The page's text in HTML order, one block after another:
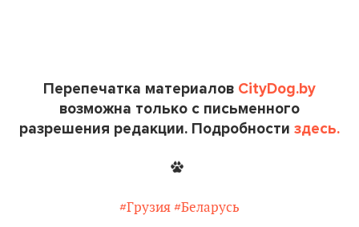
Перепечатка материалов CityDog.by
возможна только с письменного
разрешения редакции. Подробности здесь.
#Грузия #Беларусь